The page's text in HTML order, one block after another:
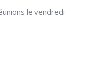
le vendredi